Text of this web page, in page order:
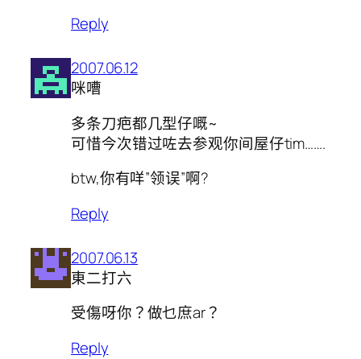
Reply
2007.06.12
咪嘈
多条刀疤都几型仔嘅~
可惜今次错过咗去参观你间屋仔tim…….
btw,你有咩”领误”啊?
Reply
2007.06.13
東二打六
受傷呀你？做乜庶ar？
Reply